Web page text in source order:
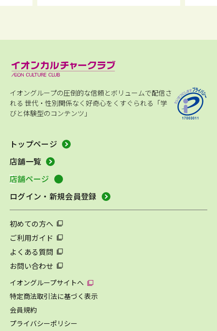
イオングループの圧倒的な信頼とボリュームで配信さ
れる 世代・性別関係なく好奇心をくすぐられる「学
びと体験型のコンテンツ」
トップページ
店舗一覧
店舗ページ
ログイン・新規会員登録
初めての方へ
ご利用ガイド
よくある質問
お問い合わせ
イオングループサイトへ
特定商法取引法に基づく表示
会員規約
プライバシーポリシー